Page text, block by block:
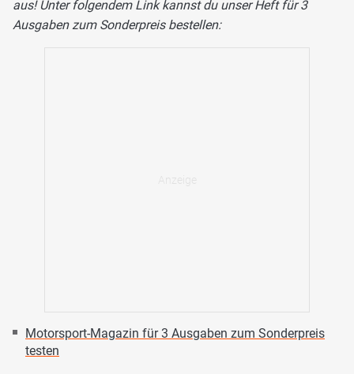
aus! Unter folgendem Link kannst du unser Heft für 3
Ausgaben zum Sonderpreis bestellen:
Motorsport-Magazin für 3 Ausgaben zum Sonderpreis
testen